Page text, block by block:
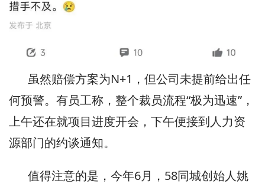
虽然赔偿方案为N+1，但公司未提前给出任
何预警。有员工称，整个裁员流程“极为迅速”，
上午还在就项目进度开会，下午便接到人力资
源部门的约谈通知。
值得注意的是，今年6月，58同城创始人姚